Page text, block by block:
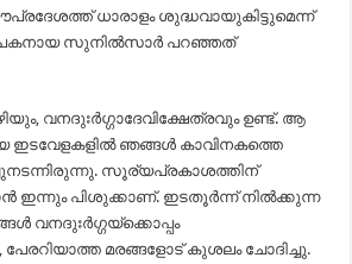
ധാരാളം ശുദ്ധവായുകിട്ടുമെന്ന്
സുനില്‍സാര്‍ പറഞ്ഞത്
വനദുഃര്‍ഗ്ഗാദേവിക്ഷേത്രവും ഉണ്ട്. ആ
ഇടവേളകളില്‍ ഞങ്ങള്‍ കാവിനകത്തെ
സൂര്യപ്രകാശത്തിന്
ഇന്നും പിശുക്കാണ്. ഇടതൂര്‍ന്ന് നില്‍ക്കുന്ന
വനദുഃര്‍ഗ്ഗയ്ക്കൊപ്പം
പേരറിയാത്ത മരങ്ങളോട് കുശലം ചോദിച്ചു.